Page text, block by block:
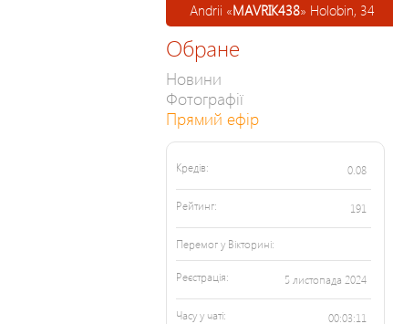
Andrii «MAVRIK438» Holobin, 34
Обране
Новини
Фотографії
Прямий ефір
Кредів: 0.08
Рейтинг: 191
Перемог у Вікторині:
Реєстрація: 5 листопада 2024
Часу у чаті: 00:03:11